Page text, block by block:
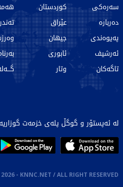
سەرەکی
دەربارە
پەیوەندی
ئەرشیف
تاگەکان
کوردستان
عێراق
جیهان
ئابوری
وتار
لە ئەپستۆر و گوگڵ پلەی خزمەت
2026 - KNNC.NET / ALL RIGHT RESERVED